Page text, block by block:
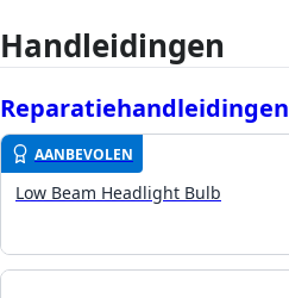
Handleidingen
Reparatiehandleidingen
AANBEVOLEN
Low Beam Headlight Bulb